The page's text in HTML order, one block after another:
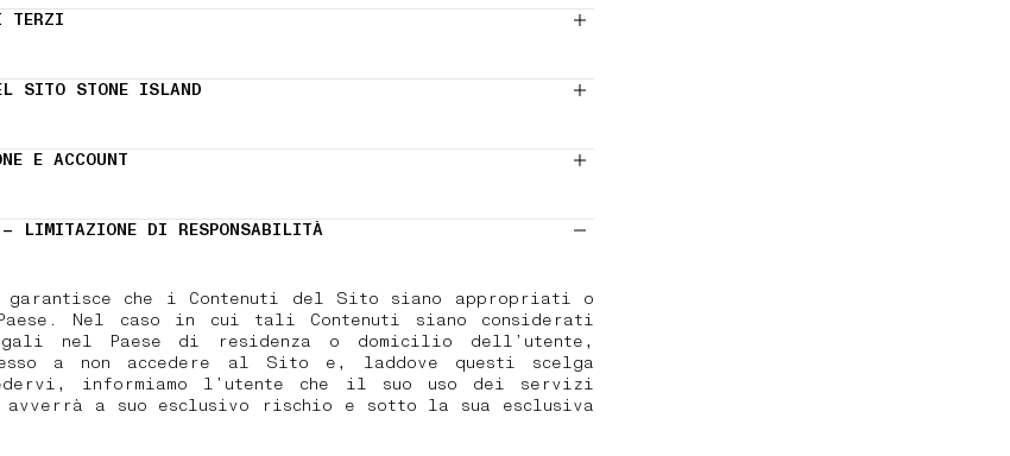
SITO STONE ISLAND
E ACCOUNT
– LIMITAZIONE DI RESPONSABILITÀ
garantisce che i Contenuti del Sito siano appropriati o
Nel caso in cui tali Contenuti siano considerati
nel Paese di residenza o domicilio dell’utente,
a non accedere al Sito e, laddove questi scelga
informiamo l’utente che il suo uso dei servizi
a suo esclusivo rischio e sotto la sua esclusiva